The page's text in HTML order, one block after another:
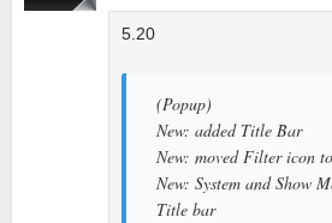
5.20
(Popup)
New: added Title Bar
New: moved Filter icon
New: System and Show
Title bar